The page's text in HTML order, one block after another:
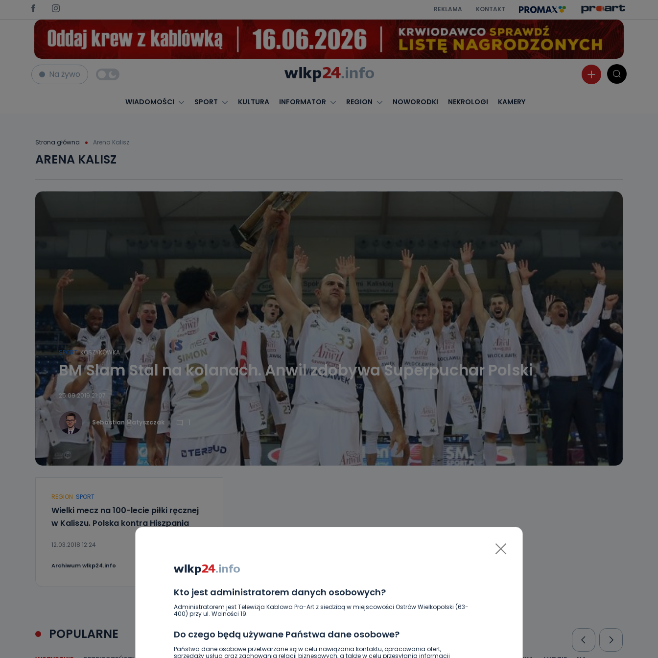
REKLAMA KONTAKT
Na żywo
WIADOMOŚCI SPORT KULTURA INFORMATOR REGION NOWORODKI NEKROLOGI KAMERY
Strona główna Arena Kalisz
Kto jest administratorem danych osobowych?
Administratorem jest Telewizja Kablowa Pro-Art z siedzibą w miejscowości Ostrów Wielkopolski (63-
400) przy ul. Wolności 19.
Do czego będą używane Państwa dane osobowe?
Państwa dane osobowe przetwarzane są w celu nawiązania kontaktu, opracowania ofert,
sprzedaży usług oraz zachowania relacji biznesowych, a także w celu przesyłania informacji
ARENA KALISZ
SPORT KOSZYKÓWKA
BM Slam Stal na kolanach. Anwil zdobywa Superpuchar Polski
25.09.2019 21:07
Sebastian Matyszczak 1
REGION SPORT
Wielki mecz na 100-lecie piłki ręcznej
w Kaliszu. Polska kontra Hiszpania
12.03.2018 12:24
Archiwum wlkp24.info 2
POPULARNE